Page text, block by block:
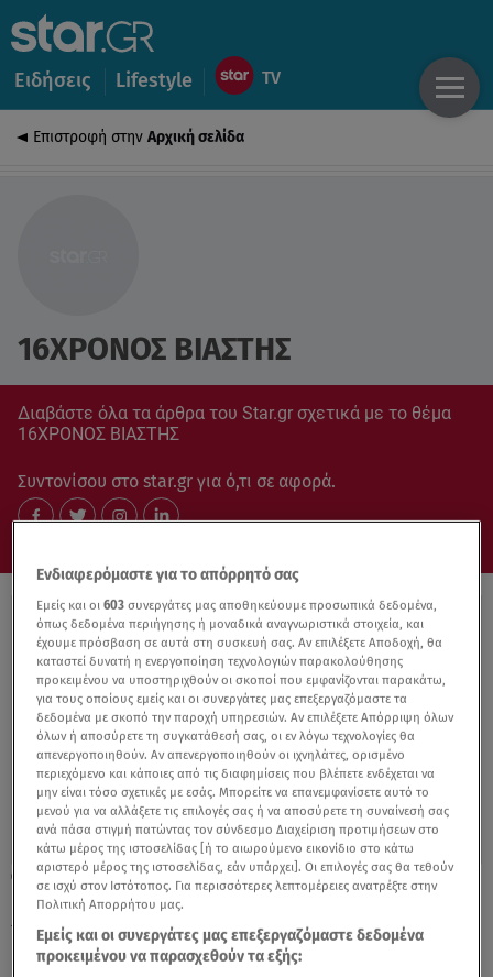
Ειδήσεις Lifestyle
Επιστροφή στην Αρχική σελίδα
16ΧΡΟΝΟΣ ΒΙΑΣΤΗΣ
Διαβάστε όλα τα άρθρα του Star.gr σχετικά με το θέμα
16ΧΡΟΝΟΣ ΒΙΑΣΤΗΣ
Συντονίσου στο star.gr για ό,τι σε αφορά.
09.11.21, 14:56
Κορδελιό: Νέα καταγγελία για βιασμό από
15χρονη μαθήτρια
Ενδιαφερόμαστε για το απόρρητό σας
Εμείς και οι603 συνεργάτες μας αποθηκεύουμε προσωπικά δεδομένα,
όπως δεδομένα περιήγησης ή μοναδικά αναγνωριστικά στοιχεία, και
έχουμε πρόσβαση σε αυτά στη συσκευή σας. Αν επιλέξετε Αποδοχή, θα
καταστεί δυνατή η ενεργοποίηση τεχνολογιών παρακολούθησης
προκειμένου να υποστηριχθούν οι σκοποί που εμφανίζονται παρακάτω,
για τους οποίους εμείς και οι συνεργάτες μας επεξεργαζόμαστε τα
δεδομένα με σκοπό την παροχή υπηρεσιών. Αν επιλέξετε Απόρριψη όλων
όλων ή αποσύρετε τη συγκατάθεσή σας, οι εν λόγω τεχνολογίες θα
απενεργοποιηθούν. Αν απενεργοποιηθούν οι ιχνηλάτες, ορισμένο
περιεχόμενο και κάποιες από τις διαφημίσεις που βλέπετε ενδέχεται να
μην είναι τόσο σχετικές με εσάς. Μπορείτε να επανεμφανίσετε αυτό το
μενού για να αλλάξετε τις επιλογές σας ή να αποσύρετε τη συναίνεσή σας
ανά πάσα στιγμή πατώντας τον σύνδεσμο Διαχείριση προτιμήσεων στο
κάτω μέρος της ιστοσελίδας [ή το αιωρούμενο εικονίδιο στο κάτω
αριστερό μέρος της ιστοσελίδας, εάν υπάρχει]. Οι επιλογές σας θα τεθούν
σε ισχύ στον Ιστότοπος. Για περισσότερες λεπτομέρειες ανατρέξτε στην
Πολιτική Απορρήτου μας.
Εμείς και οι συνεργάτες μας επεξεργαζόμαστε δεδομένα
προκειμένου να παρασχεθούν τα εξής: